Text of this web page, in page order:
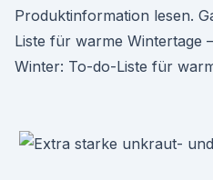
Produktinformation lesen.
Liste für warme Wintertage
Winter: To-do-Liste für